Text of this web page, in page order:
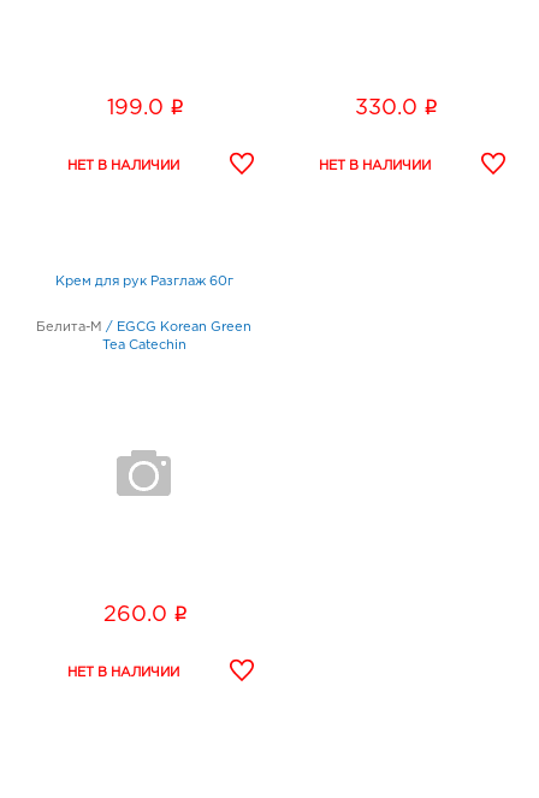
199.0 i 330.0 i
Крем для рук Разглаж 60г
Белита-М / EGCG Korean Green
Tea Catechin
260.0 i